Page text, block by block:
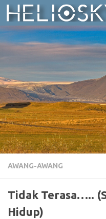
Skip to content
AWANG-AWANG
Tidak Terasa…..
Hidup)